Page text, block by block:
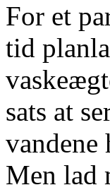
For et
tid
sats at
vandene
Men lad